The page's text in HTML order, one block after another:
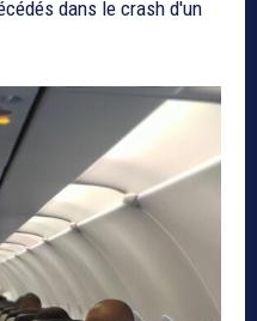
dans le crash d'un